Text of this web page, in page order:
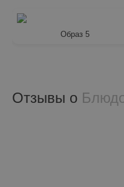
Образ 5
Отзывы о